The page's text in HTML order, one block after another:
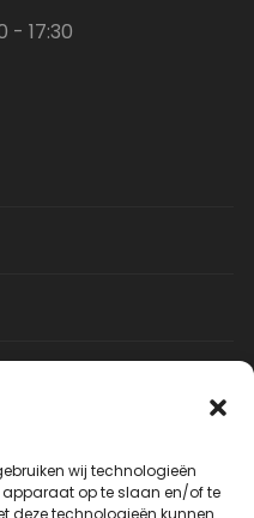
wij technologieën
op te slaan en/of te
deze technologieën kunnen
- 17:30